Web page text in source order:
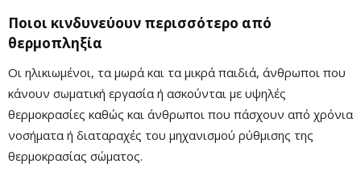
Ποιοι κινδυνεύουν περισσότερο από
θερμοπληξία
Οι ηλικιωμένοι, τα μωρά και τα μικρά παιδιά, άνθρωποι που
κάνουν σωματική εργασία ή ασκούνται με υψηλές
θερμοκρασίες καθώς και άνθρωποι που πάσχουν από χρόνια
νοσήματα ή διαταραχές του μηχανισμού ρύθμισης της
θερμοκρασίας σώματος.